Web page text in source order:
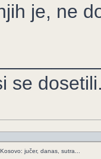
je, ne
se
jučer, danas, sutra...